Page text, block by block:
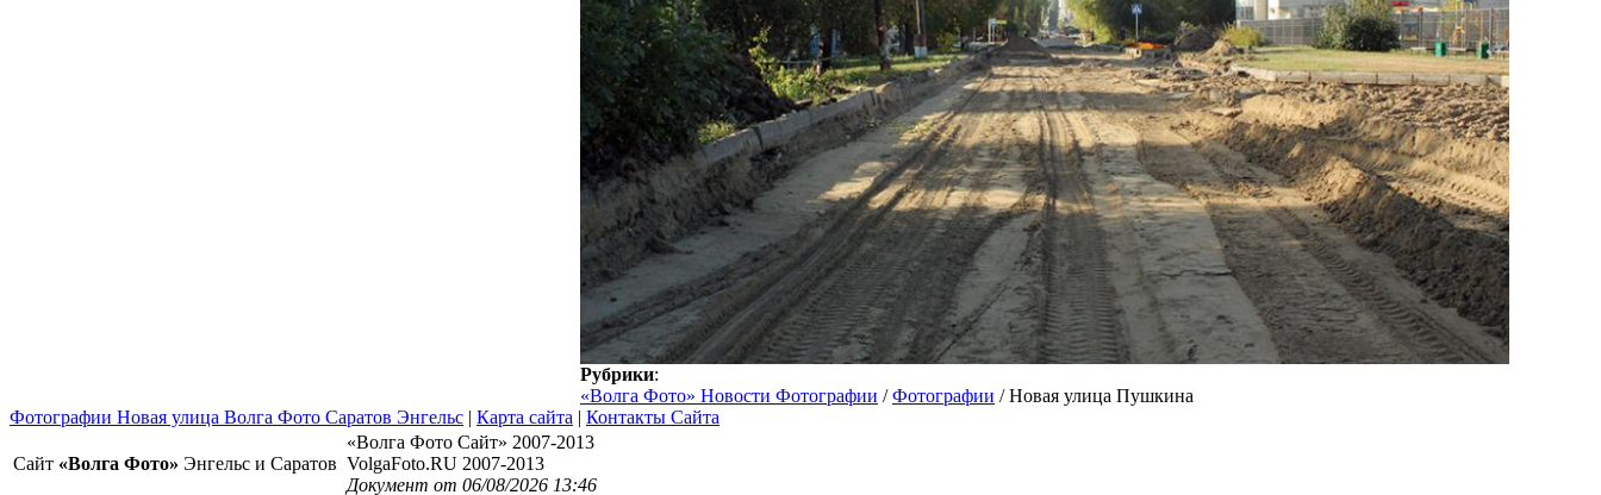
Рубрики:
«Волга Фото» Новости Фотографии /Фотографии / Новая улица Пушкина
Фотографии Новая улица Волга Фото Саратов Энгельс | Карта сайта | Контакты Сайта
Сайт «Волга Фото» Энгельс и Саратов
«Волга Фото Сайт» 2007-2013
VolgaFoto.RU 2007-2013
Документ от 06/08/2026 13:46